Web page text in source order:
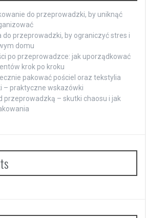
do przeprowadzki, by uniknąć
przeprowadzki, by ograniczyć stres i
domu
po przeprowadzce: jak uporządkować
krok po kroku
pakować pościel oraz tekstylia
– praktyczne wskazówki
przeprowadzką – skutki chaosu i jak